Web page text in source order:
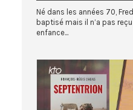
Né dans les années 70,
baptisé mais il n’a pas
enfance...